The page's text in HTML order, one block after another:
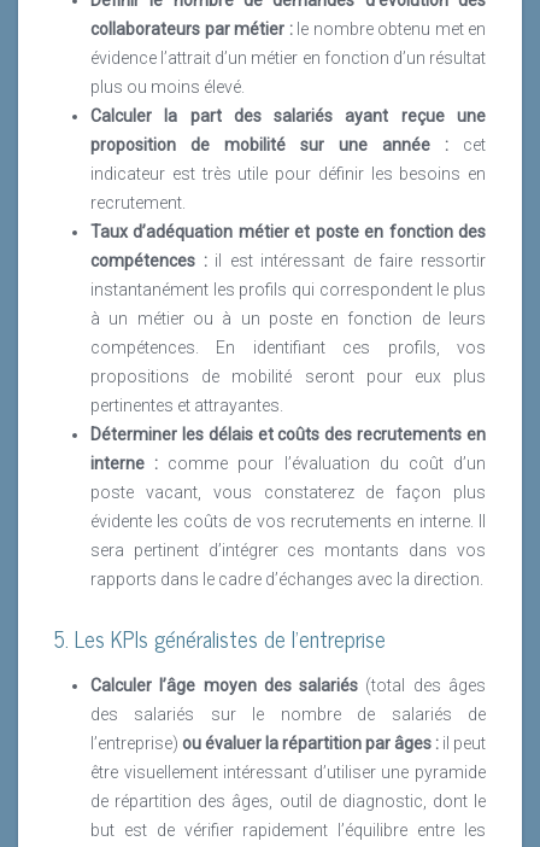
collaborateurs par métier :le nombre obtenu met en
évidence l’attrait d’un métier en fonction d’un résultat
plus ou moins élevé.
Calculer la part des salariés ayant reçue une
proposition de mobilité sur une année : cet
indicateur est très utile pour définir les besoins en
recrutement.
Taux d’adéquation métier et poste en fonction des
compétences :il est intéressant de faire ressortir
instantanément les profils qui correspondent le plus
à un métier ou à un poste en fonction de leurs
compétences. En identifiant ces profils, vos
propositions de mobilité seront pour eux plus
pertinentes et attrayantes.
Déterminer les délais et coûts des recrutements en
interne : comme pour l’évaluation du coût d’un
poste vacant, vous constaterez de façon plus
évidente les coûts de vos recrutements en interne. Il
sera pertinent d’intégrer ces montants dans vos
rapports dans le cadre d’échanges avec la direction.
5. Les KPIs généralistes de l’entreprise
Calculer l’âge moyen des salariés (total des âges
des salariés sur le nombre de salariés de
l’entreprise) ou évaluer la répartition par âges : il peut
être visuellement intéressant d’utiliser une pyramide
de répartition des âges, outil de diagnostic, dont le
but est de vérifier rapidement l’équilibre entre les